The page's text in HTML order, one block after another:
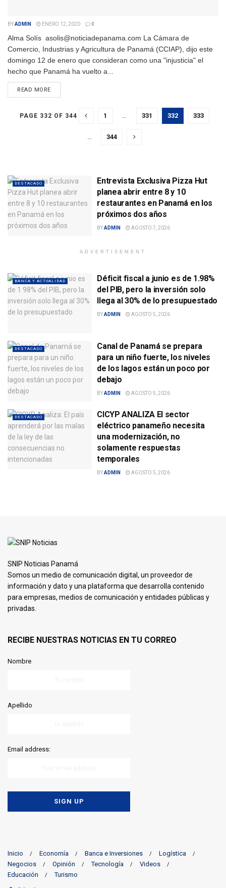
BYADMIN ENERO 12, 2020 0
Alma Solís asolis@noticiadepanama.com La Cámara de
Comercio, Industrias y Agricultura de Panamá (CCIAP), dijo este
domingo 12 de enero que consideran como una "injusticia" el
hecho que Panamá ha vuelto a...
READ MOREDETAILS
PAGE 332 OF 344 1 … 331 332 333
… 344
DESTACADO
Entrevista Exclusiva Pizza Hut
planea abrir entre 8 y 10
restaurantes en Panamá en los
próximos dos años
BYADMIN AGOSTO 7, 2026
ADVERTISEMENT
BANCA Y ACTUALIDAD
Déficit fiscal a junio es de 1.98%
del PIB, pero la inversión solo
llega al 30% de lo presupuestado
BYADMIN AGOSTO 5, 2026
DESTACADO
Canal de Panamá se prepara
para un niño fuerte, los niveles
de los lagos están un poco por
debajo
BYADMIN AGOSTO 5, 2026
DESTACADO
CICYP ANALIZA El sector
eléctrico panameño necesita
una modernización, no
solamente respuestas
temporales
BYADMIN AGOSTO 5, 2026
SNIP Noticias Panamá
Somos un medio de comunicación digital, un proveedor de
información y dato y una plataforma que desarrolla contenido
para empresas, medios de comunicación y entidades públicas y
privadas.
RECIBE NUESTRAS NOTICIAS EN TU CORREO
Nombre
Apellido
Email address:
Inicio Economía Banca e Inversiones
Logística
Negocios
Opinión Tecnología
Videos
Educación
Turismo